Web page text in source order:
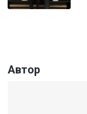
Автор